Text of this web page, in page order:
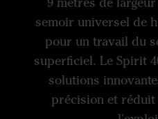
semoir universel de
pour un travail du
superficiel. Le Spirit
solutions
précision et